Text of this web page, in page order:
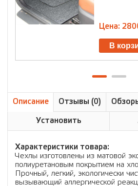
Цена:
В
Описание Отзывы (0)
Установить
Характеристики товара:
Чехлы изготовлены из матовой
полиуретановым покрытием на
Прочный, легкий, экологически
вызывающий аллергической